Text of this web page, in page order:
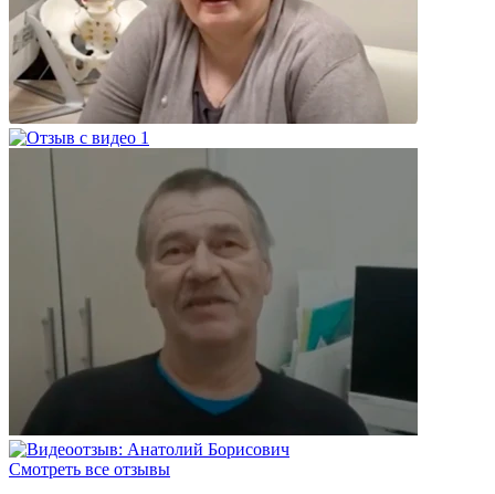
Смотреть все отзывы